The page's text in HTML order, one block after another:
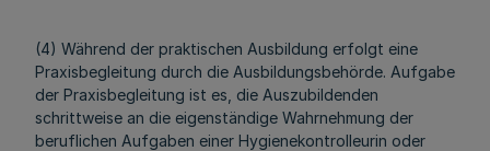
(4) Während der praktischen Ausbildung erfolgt eine
Praxisbegleitung durch die Ausbildungsbehörde. Aufgabe
der Praxisbegleitung ist es, die Auszubildenden
schrittweise an die eigenständige Wahrnehmung der
beruflichen Aufgaben einer Hygienekontrolleurin oder